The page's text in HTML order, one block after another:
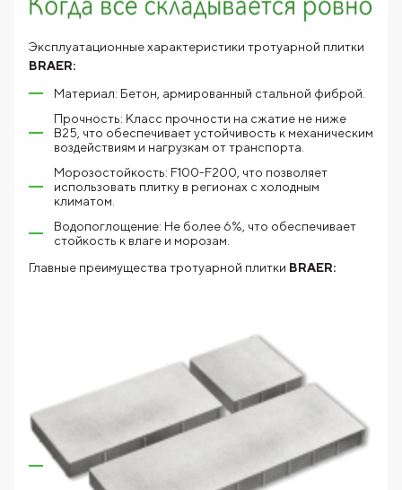
Эксплуатационные характеристики тротуарной плитки
BRAER:
Материал: Бетон, армированный стальной фиброй.
Прочность: Класс прочности на сжатие не ниже
В25, что обеспечивает устойчивость к механическим
воздействиям и нагрузкам от транспорта.
Морозостойкость: F100-F200, что позволяет
использовать плитку в регионах с холодным
климатом.
Водопоглощение: Не более 6%, что обеспечивает
стойкость к влаге и морозам.
Главные преимущества тротуарной плитки BRAER: